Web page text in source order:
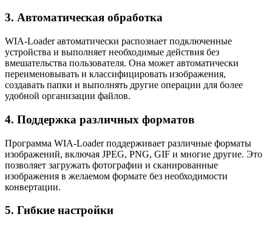
3. Автоматическая обработка
WIA-Loader автоматически распознает подключенные
устройства и выполняет необходимые действия без
вмешательства пользователя. Она может автоматически
переименовывать и классифицировать изображения,
создавать папки и выполнять другие операции для более
удобной организации файлов.
4. Поддержка различных форматов
Программа WIA-Loader поддерживает различные форматы
изображений, включая JPEG, PNG, GIF и многие другие. Это
позволяет загружать фотографии и сканированные
изображения в желаемом формате без необходимости
конвертации.
5. Гибкие настройки